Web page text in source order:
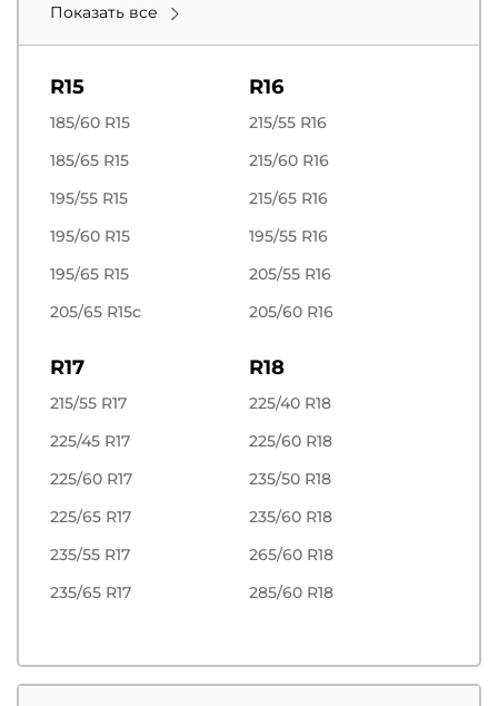
Показать все
R15
185/60 R15
185/65 R15
195/55 R15
195/60 R15
195/65 R15
205/65 R15c
R16
215/55 R16
215/60 R16
215/65 R16
195/55 R16
205/55 R16
205/60 R16
R17
215/55 R17
225/45 R17
225/60 R17
225/65 R17
235/55 R17
235/65 R17
R18
225/40 R18
225/60 R18
235/50 R18
235/60 R18
265/60 R18
285/60 R18